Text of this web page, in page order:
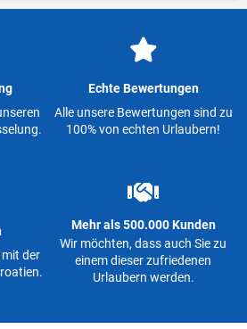
Echte Bewertungen
Alle unsere Bewertungen sind zu
100% von echten Urlaubern!
der
Mehr als 500.000 Kunden
Wir möchten, dass auch Sie zu
einem dieser zufriedenen
Urlaubern werden.